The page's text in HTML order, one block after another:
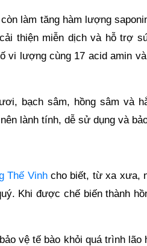
làm tăng hàm lượng
thiện miễn dịch và hỗ trợ
vi lượng cùng 17 acid amin
bạch sâm, hồng sâm và
lành tính, dễ sử dụng và
Thế Vinhcho biết, từ xa xưa,
Khi được chế biến thành
vệ tế bào khỏi quá trình lão